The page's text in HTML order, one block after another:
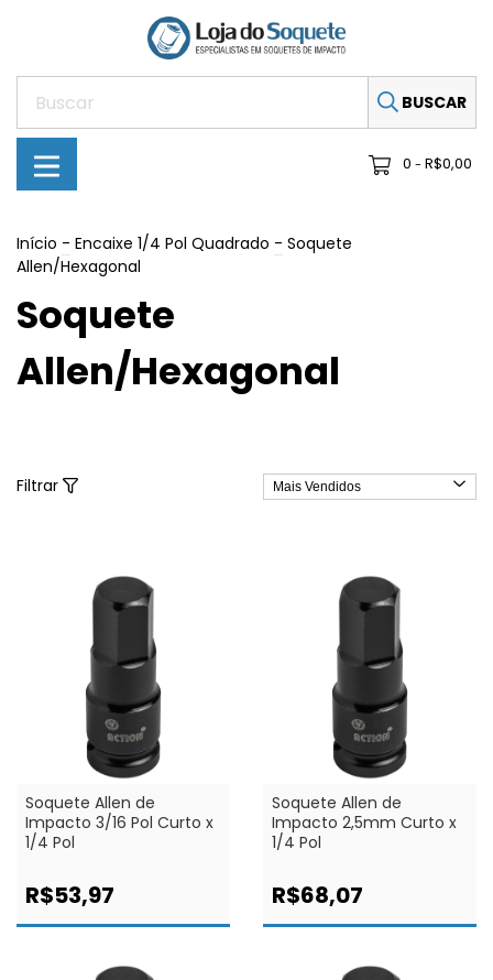
BUSCAR
0 - R$0,00
Início - Encaixe 1/4 Pol Quadrado - Soquete
Allen/Hexagonal
Soquete
Allen/Hexagonal
Filtrar
Soquete Allen de
Impacto 3/16 Pol Curto x
1/4 Pol
R$53,97
Soquete Allen de
Impacto 2,5mm Curto x
1/4 Pol
R$68,07